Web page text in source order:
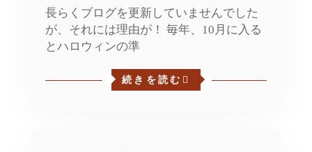
長らくブログを更新していませんでした
が、それには理由が！ 毎年、10月に入る
とハロウィンの準
続きを読む